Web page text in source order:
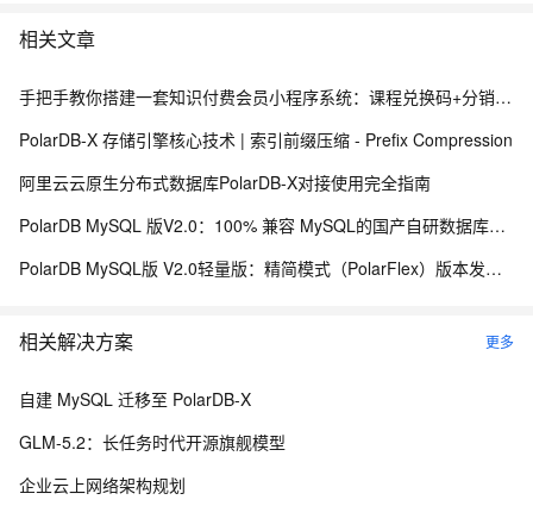
相关文章
手把手教你搭建一套知识付费会员小程序系统：课程兑换码+分销裂变+会员体系完整实战
PolarDB-X 存储引擎核心技术 | 索引前缀压缩 - Prefix Compression
阿里云云原生分布式数据库PolarDB-X对接使用完全指南
PolarDB MySQL 版V2.0：100% 兼容 MySQL的国产自研数据库介绍
PolarDB MySQL版 V2.0轻量版：精简模式（PolarFlex）版本发布日志
相关解决方案 更多
自建 MySQL 迁移至 PolarDB-X
GLM-5.2：长任务时代开源旗舰模型
企业云上网络架构规划